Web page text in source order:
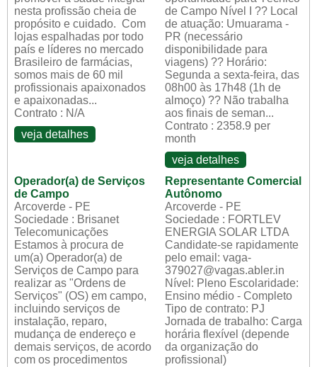
nesta profissão cheia de
propósito e cuidado. Com
lojas espalhadas por todo
país e líderes no mercado
Brasileiro de farmácias,
somos mais de 60 mil
profissionais apaixonados
e apaixonadas...
Contrato : N/A
veja detalhes
de Campo Nível I ?? Local
de atuação: Umuarama -
PR (necessário
disponibilidade para
viagens) ?? Horário:
Segunda a sexta-feira, das
08h00 às 17h48 (1h de
almoço) ?? Não trabalha
aos finais de seman...
Contrato : 2358.9 per
month
veja detalhes
Operador(a) de Serviços
de Campo
Arcoverde - PE
Sociedade : Brisanet
Telecomunicações
Estamos à procura de
um(a) Operador(a) de
Serviços de Campo para
realizar as "Ordens de
Serviços" (OS) em campo,
incluindo serviços de
instalação, reparo,
mudança de endereço e
demais serviços, de acordo
com os procedimentos
Representante Comercial
Autônomo
Arcoverde - PE
Sociedade : FORTLEV
ENERGIA SOLAR LTDA
Candidate-se rapidamente
pelo email: vaga-
379027@vagas.abler.in
Nível: Pleno Escolaridade:
Ensino médio - Completo
Tipo de contrato: PJ
Jornada de trabalho: Carga
horária flexível (depende
da organização do
profissional)